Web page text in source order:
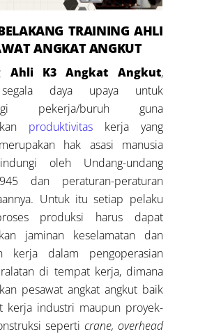
TRAINING AHLI
ANGKAT ANGKUT
Ahli K3 Angkat Angkut,
daya upaya untuk
pekerja/buruh guna
produktivitas kerja yang
hak asasi manusia
oleh Undang-undang
dan peraturan-peraturan
Untuk itu setiap pelaku
produksi harus dapat
jaminan keselamatan dan
kerja dalam pengoperasian
di tempat kerja, dimana
pesawat angkat angkut baik
kerja industri maupun proyek-
seperti crane, overhead